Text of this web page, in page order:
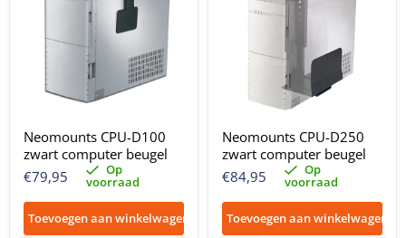
Neomounts CPU-D100
zwart computer beugel
€79,95
Op
voorraad
Toevoegen aan winkelwagen
Neomounts CPU-D250
zwart computer beugel
€84,95
Op
voorraad
Toevoegen aan winkelwagen